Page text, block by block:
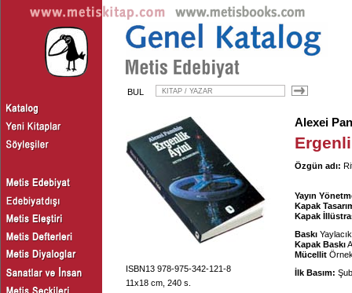
BUL
ISBN13 978-975-342-121-8
11x18 cm, 240 s.
Alexei
Özgün adı:
Yayın
Kapak
Kapak
Baskı
Kapak Baskı
Mücellit
İlk Basım: